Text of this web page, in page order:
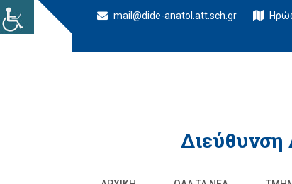
mail@dide-anatol.att.sch.gr
Διεύθυνση